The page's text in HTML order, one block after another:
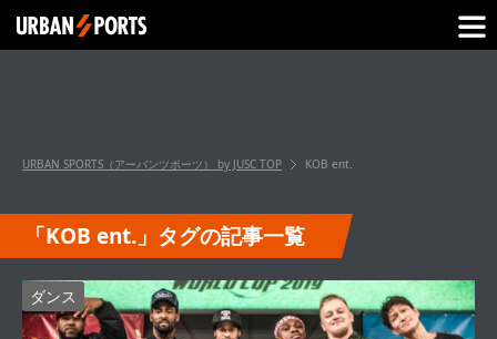
URBAN SPORTS（アーバンツポーツ） by JUSC TOP KOB ent.
「KOB ent.」タグの記事一覧
ダンス